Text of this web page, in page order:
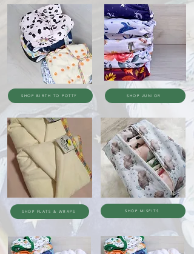
SHOP BIRTH TO POTTY SHOP JUNIOR
SHOP FLATS & WRAPS SHOP MISFITS